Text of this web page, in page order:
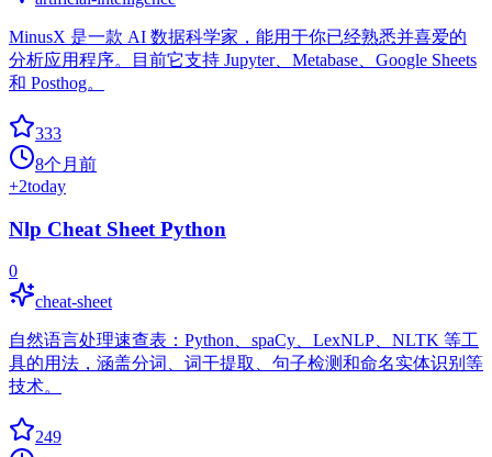
MinusX 是一款 AI 数据科学家，能用于你已经熟悉并喜爱的
分析应用程序。目前它支持 Jupyter、Metabase、Google Sheets
和 Posthog。
333
8个月前
+2today
Nlp Cheat Sheet Python
0
cheat-sheet
自然语言处理速查表：Python、spaCy、LexNLP、NLTK 等工
具的用法，涵盖分词、词干提取、句子检测和命名实体识别等
技术。
249